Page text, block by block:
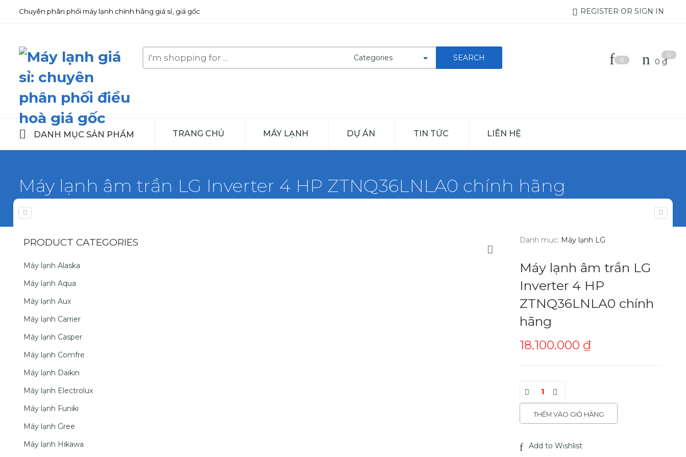
Chuyên phân phối máy lạnh chính hãng giá sỉ, giá gốc REGISTER OR SIGN IN
Search
here
0
0
0₫
DANH MỤC SẢN PHẨM TRANG CHỦ MÁY LẠNH DỰ ÁN TIN TỨC LIÊN HỆ
Máy lạnh âm trần LG Inverter 4 HP ZTNQ36LNLA0 chính hãng
Home
Danh mục: Máy lạnh LG
Máy lạnh âm trần LG
Inverter 4 HP
ZTNQ36LNLA0 chính
hãng
18.100.000 ₫
THÊM VÀO GIỎ HÀNG
Add to Wishlist
PRODUCT CATEGORIES
Máy lạnh Alaska
Máy lạnh Aqua
Máy lạnh Aux
Máy lạnh Carrier
Máy lạnh Casper
Máy lạnh Comfre
Máy lạnh Daikin
Máy lạnh Electrolux
Máy lạnh Funiki
Máy lạnh Gree
Máy lạnh Hikawa